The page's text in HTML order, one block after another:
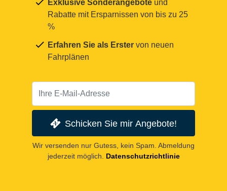
Exklusive Sonderangebote und
Rabatte mit Ersparnissen von bis zu 25
%
Erfahren Sie als Erster von neuen
Fahrplänen
Schicken Sie mir Angebote!
Wir versenden nur Gutess, kein Spam. Abmeldung
jederzeit möglich.
Datenschutzrichtlinie